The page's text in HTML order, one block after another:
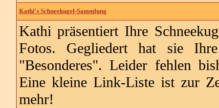
Kathi's Schneekugel-Sammlung
Kathi präsentiert Ihre
Fotos. Gegliedert hat sie
"Besonderes". Leider fehlen
Eine kleine Link-Liste ist zur
mehr!